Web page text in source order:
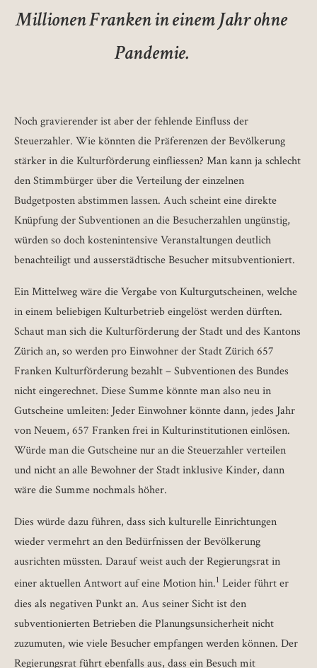
Millionen Franken in einem Jahr ohne
Pandemie.
Noch gravierender ist aber der fehlende Einfluss der
Steuerzahler. Wie könnten die Präferenzen der Bevölkerung
stärker in die Kulturförderung einfliessen? Man kann ja schlecht
den Stimmbürger über die Verteilung der einzelnen
Budgetposten abstimmen lassen. Auch scheint eine direkte
Knüpfung der Subventionen an die Besucherzahlen ungünstig,
würden so doch kostenintensive Veranstaltungen deutlich
benachteiligt und ausserstädtische Besucher mitsubventioniert.
Ein Mittelweg wäre die Vergabe von Kulturgutscheinen, welche
in einem beliebigen Kulturbetrieb eingelöst werden dürften.
Schaut man sich die Kulturförderung der Stadt und des Kantons
Zürich an, so werden pro Einwohner der Stadt Zürich 657
Franken Kulturförderung bezahlt – Subventionen des Bundes
nicht eingerechnet. Diese Summe könnte man also neu in
Gutscheine umleiten: Jeder Einwohner könnte dann, jedes Jahr
von Neuem, 657 Franken frei in Kulturinstitutionen einlösen.
Würde man die Gutscheine nur an die Steuerzahler verteilen
und nicht an alle Bewohner der Stadt inklusive Kinder, dann
wäre die Summe nochmals höher.
Dies würde dazu führen, dass sich kulturelle Einrichtungen
wieder vermehrt an den Bedürfnissen der Bevölkerung
ausrichten müssten. Darauf weist auch der Regierungsrat in
einer aktuellen Antwort auf eine Motion hin.1 Leider führt er
dies als negativen Punkt an. Aus seiner Sicht ist den
subventionierten Betrieben die Planungsunsicherheit nicht
zuzumuten, wie viele Besucher empfangen werden können. Der
Regierungsrat führt ebenfalls aus, dass ein Besuch mit